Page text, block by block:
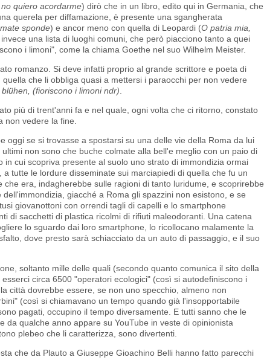
quiero acordarme) dirò che in un libro, edito qui in Germania, che
querela per diffamazione, è presente una sgangherata
sponde) e ancor meno con quella di Leopardi (O patria mia,
una lista di luoghi comuni, che però piacciono tanto a quei
i limoni", come la chiama Goethe nel suo Wilhelm Meister.
romanzo. Si deve infatti proprio al grande scrittore e poeta di
che li obbliga quasi a mettersi i paraocchi per non vedere
, (fioriscono i limoni ndr)
più di trent'anni fa e nel quale, ogni volta che ci ritorno, constato
vedere la fine.
oggi se si trovasse a spostarsi su una delle vie della Roma da lui
non sono che buche colmate alla bell'e meglio con un paio di
cui scopriva presente al suolo uno strato di immondizia ormai
tutte le lordure disseminate sui marciapiedi di quella che fu un
era, indagherebbe sulle ragioni di tanto luridume, e scoprirebbe
giacché a Roma gli spazzini non esistono, e se
giovanottoni con orrendi tagli di capelli e lo smartphone
di sacchetti di plastica ricolmi di rifiuti maleodoranti. Una catena
lo sguardo dai loro smartphone, lo ricollocano malamente la
dove presto sarà schiacciato da un auto di passaggio, e il suo
soltanto mille delle quali (secondo quanto comunica il sito della
circa 6500 "operatori ecologici" (così si autodefiniscono i
città dovrebbe essere, se non uno specchio, almeno non
(così si chiamavano un tempo quando già l'insopportabile
pagati, occupino il tempo diversamente. E tutti sanno che le
qualche anno appare su YouTube in veste di opinionista
plebeo che li caratterizza, sono divertenti.
che da Plauto a Giuseppe Gioachino Belli hanno fatto parecchi